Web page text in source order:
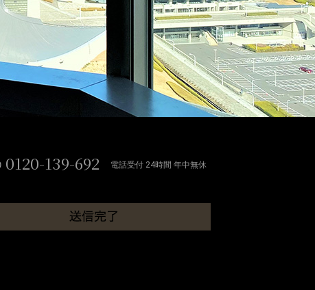
0120-139-692 電話受付 24時間 年中無休